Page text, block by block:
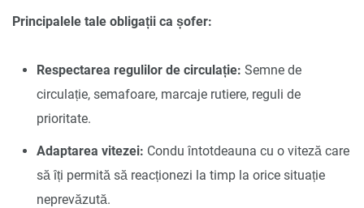
Principalele tale obligații ca șofer:
Respectarea regulilor de circulație: Semne de
circulație, semafoare, marcaje rutiere, reguli de
prioritate.
Adaptarea vitezei: Condu întotdeauna cu o viteză care
să îți permită să reacționezi la timp la orice situație
neprevăzută.